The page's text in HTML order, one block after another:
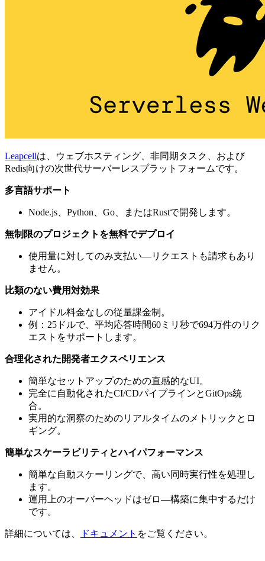
Leapcellは、ウェブホスティング、非同期タスク、および
Redis向けの次世代サーバーレスプラットフォームです。
多言語サポート
Node.js、Python、Go、またはRustで開発します。
無制限のプロジェクトを無料でデプロイ
使用量に対してのみ支払い—リクエストも請求もあり
ません。
比類のない費用対効果
アイドル料金なしの従量課金制。
例：25ドルで、平均応答時間60ミリ秒で694万件のリク
エストをサポートします。
合理化された開発者エクスペリエンス
簡単なセットアップのための直感的なUI。
完全に自動化されたCI/CDパイプラインとGitOps統
合。
実用的な洞察のためのリアルタイムのメトリックとロ
ギング。
簡単なスケーラビリティとハイパフォーマンス
簡単な自動スケーリングで、高い同時実行性を処理し
ます。
運用上のオーバーヘッドはゼロ—構築に集中するだけ
です。
詳細については、 ドキュメント をご覧ください。